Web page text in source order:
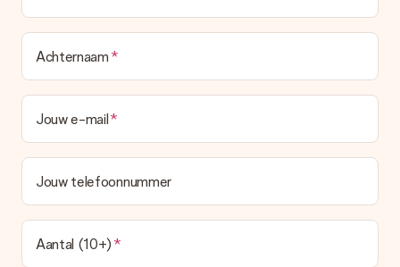
Achternaam
Jouw e-mail
Jouw telefoonnummer
Aantal (10+)